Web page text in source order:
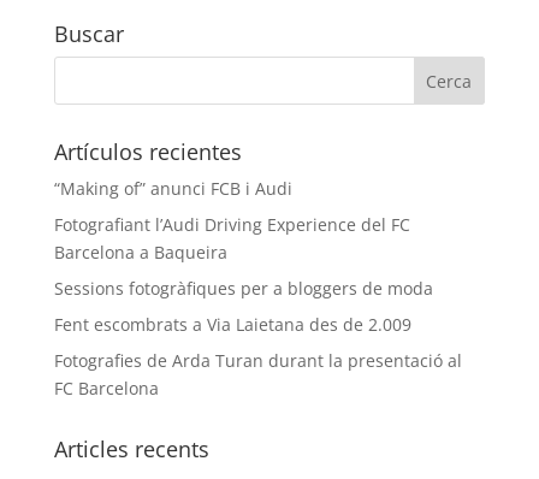
Buscar
Artículos recientes
“Making of” anunci FCB i Audi
Fotografiant l’Audi Driving Experience del FC
Barcelona a Baqueira
Sessions fotogràfiques per a bloggers de moda
Fent escombrats a Via Laietana des de 2.009
Fotografies de Arda Turan durant la presentació al
FC Barcelona
Articles recents